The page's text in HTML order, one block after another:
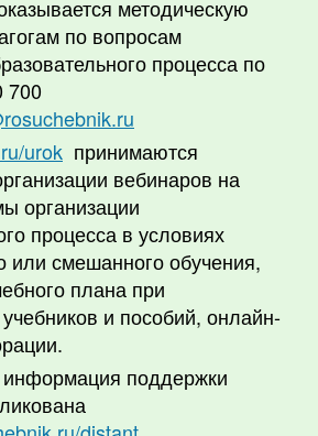
методическую
по вопросам
процесса по
700
urok принимаются
вебинаров на
организации
процесса в условиях
или смешанного обучения,
плана при
и пособий, онлайн-
поддержки